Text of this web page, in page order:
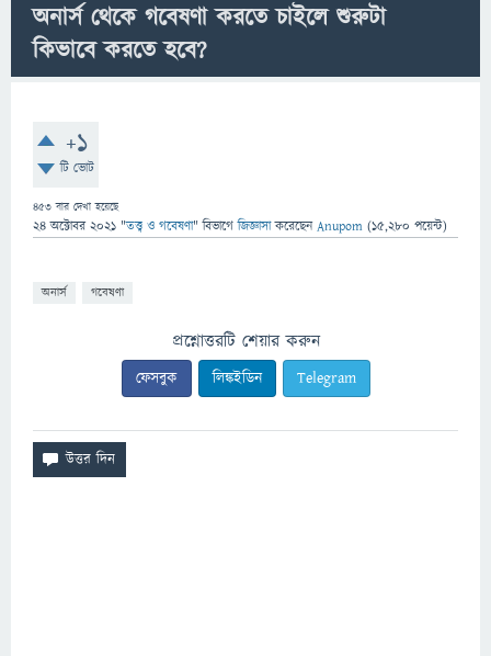
অনার্স থেকে গবেষণা করতে চাইলে শুরুটা
কিভাবে করতে হবে?
+1
টি ভোট
453 বার দেখা হয়েছে
24 অক্টোবর 2021 "তত্ত্ব ও গবেষণা" বিভাগে জিজ্ঞাসাকরেছেনAnupom (15,280 পয়েন্ট)
অনার্স গবেষণা
প্রশ্নোত্তরটি শেয়ার করুন
ফেসবুক লিঙ্কইডিন Telegram